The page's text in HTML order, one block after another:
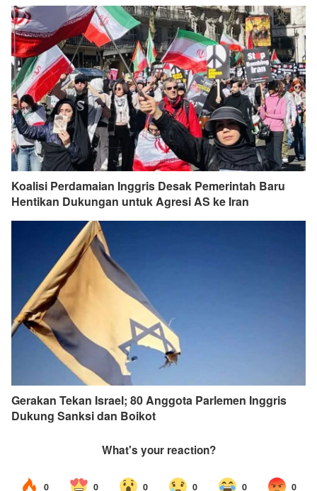
Koalisi Perdamaian Inggris Desak Pemerintah Baru
Hentikan Dukungan untuk Agresi AS ke Iran
Gerakan Tekan Israel; 80 Anggota Parlemen Inggris
Dukung Sanksi dan Boikot